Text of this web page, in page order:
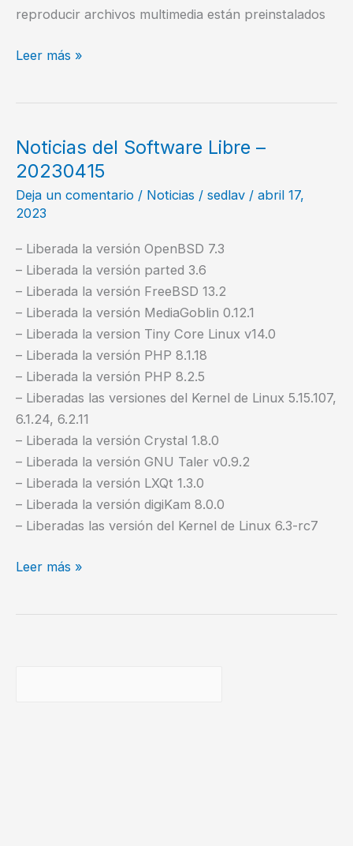
reproducir archivos multimedia están preinstalados
GhostBSD
seguro,
estable
y
amigable
Leer más »
Noticias del Software Libre –
20230415
Deja un comentario / Noticias / sedlav / abril 17,
2023
– Liberada la versión OpenBSD 7.3
– Liberada la versión parted 3.6
– Liberada la versión FreeBSD 13.2
– Liberada la versión MediaGoblin 0.12.1
– Liberada la version Tiny Core Linux v14.0
– Liberada la versión PHP 8.1.18
– Liberada la versión PHP 8.2.5
– Liberadas las versiones del Kernel de Linux 5.15.107,
6.1.24, 6.2.11
– Liberada la versión Crystal 1.8.0
– Liberada la versión GNU Taler v0.9.2
– Liberada la versión LXQt 1.3.0
– Liberada la versión digiKam 8.0.0
– Liberadas las versión del Kernel de Linux 6.3-rc7
Noticias
Leer más »